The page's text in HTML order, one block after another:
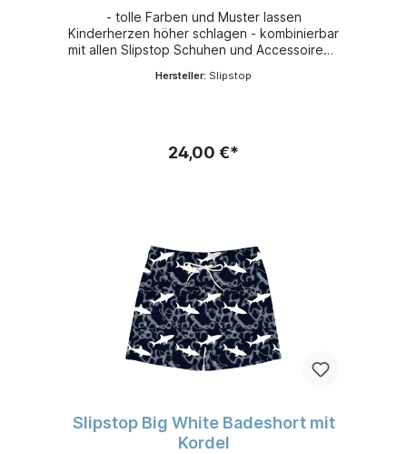
- tolle Farben und Muster lassen
Kinderherzen höher schlagen - kombinierbar
mit allen Slipstop Schuhen und Accessoires -
schnelltrocknendem 100 % Polyester -
Hersteller: Slipstop
24,00 €*
Slipstop Big White Badeshort mit
Kordel